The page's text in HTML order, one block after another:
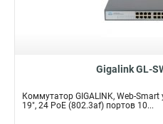
Gigalink GL-
Коммутатор GIGALINK, Web-
19", 24 PoE (802.3af) портов 10...